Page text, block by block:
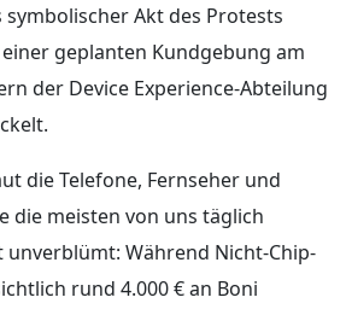
Akt des Protests
geplanten Kundgebung am
der Device Experience-Abteilung
die Telefone, Fernseher und
die meisten von uns täglich
Während Nicht-Chip-
rund 4.000 € an Boni